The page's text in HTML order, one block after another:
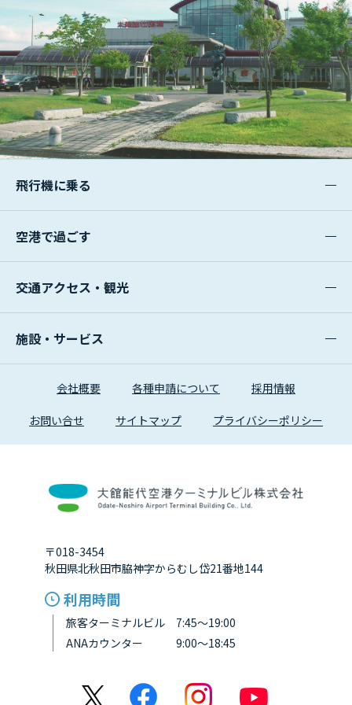
飛行機に乗る
空港で過ごす
交通アクセス・観光
施設・サービス
会社概要 各種申請について 採用情報
お問い合せ サイトマップ プライバシーポリシー
〒018-3454
秋田県北秋田市脇神字からむし岱21番地144
利用時間
旅客ターミナルビル 7:45～19:00
ANAカウンター 9:00～18:45